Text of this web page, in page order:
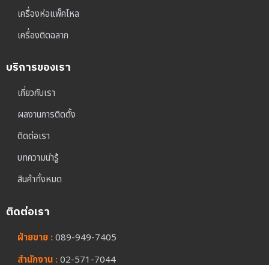
เครื่องห่อแพ็คโหล
เครื่องติดฉลาก
บริการของเรา
เกี่ยวกับเรา
ผลงานการติดตั้ง
ติดต่อเรา
บทความน่ารู้
สินค้าทั้งหมด
ติดต่อเรา
ฝ่ายขาย :089-949-7405
สำนักงาน :02-571-7044